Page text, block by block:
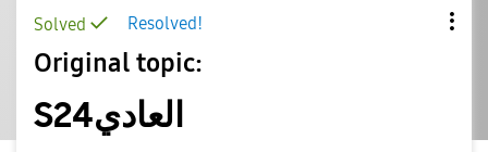
Resolved!
Solved
Original topic:
S24العادي